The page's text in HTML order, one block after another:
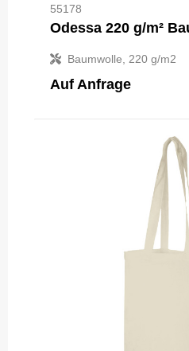
55178
Baumwolle, 220 g/m2
Auf Anfrage